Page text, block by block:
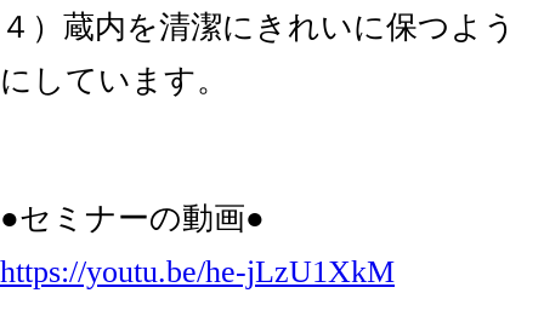
４）蔵内を清潔にきれいに保つよう
にしています。
●セミナーの動画●
https://youtu.be/he-jLzU1XkM